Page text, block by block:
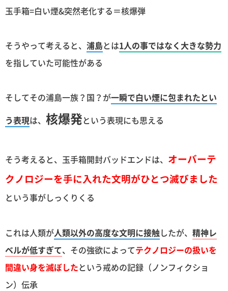
玉手箱=白い煙&突然老化する＝核爆弾
そうやって考えると、 浦島とは1人の事ではなく大きな勢力
を指していた可能性がある
そしてその浦島一族？国？が一瞬で白い煙に包まれたとい
う表現は、 核爆発という表現にも思える
そう考えると、玉手箱開封バッドエンドは、 オーバーテ
クノロジーを手に入れた文明がひとつ滅びました
という事がしっくりくる
これは人類が人類以外の高度な文明に接触したが、 精神レ
ベルが低すぎて、その強欲によってテクノロジーの扱いを
間違い身を滅ぼしたという戒めの記録（ノンフィクショ
ン）伝承